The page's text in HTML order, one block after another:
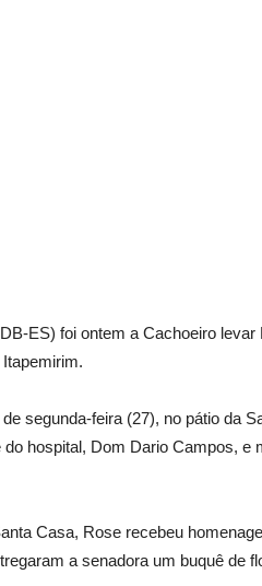
ES) foi ontem a Cachoeiro levar
segunda-feira (27), no pátio da
hospital, Dom Dario Campos, e
Casa, Rose recebeu
a senadora um buquê de